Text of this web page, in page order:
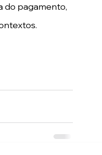
do pagamento,